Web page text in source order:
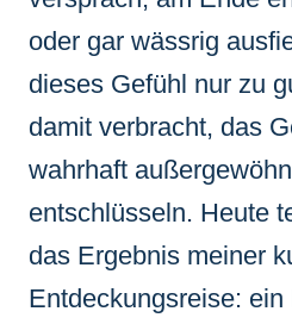
oder gar wässrig
dieses Gefühl nur zu
damit verbracht, das
wahrhaft
entschlüsseln. Heute
das Ergebnis meiner
Entdeckungsreise: